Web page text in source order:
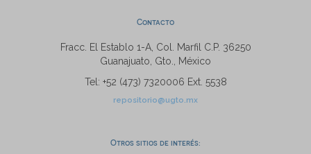
Contacto
Fracc. El Establo 1-A, Col. Marfil C.P. 36250
Guanajuato, Gto., México
Tel: +52 (473) 7320006 Ext. 5538
repositorio@ugto.mx
Otros sitios de interés: